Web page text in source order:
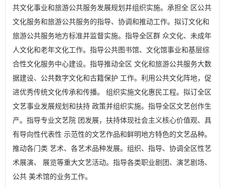
共文化事业和旅游公共服务发展规划并组织实施。承担全 区公共
文化服务和旅游公共服务的指导、协调和推动工作。拟订文化和
旅游公共服务地方标准并监督实施。指导全区群 众文化、未成年
人文化和老年文化工作。指导公共图书馆、文化馆事业和基层综
合性文化服务中心建设。指导推动全区 文化和旅游公共服务大数
据建设、公共数字文化和古籍保护 工作。利用公共文化阵地，促
进优秀传统文化传承和传播。 组织实施文化惠民工程。拟订全区
文艺事业发展规划和扶持 政策并组织实施。指导全区文艺创作生
产。指导专业文艺院 团发展，扶持体现社会主义核心价值观、具
有导向性代表性 示范性的文艺作品和鲜明地方特色的文艺品种。
推动各门类 艺术、各艺术品种发展。组织、指导、协调全区性艺
术展演、 展览等重大文艺活动。指导各类职业剧团、演艺剧场、
公共 美术馆的业务工作。